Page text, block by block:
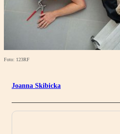
Foto: 123RF
Joanna Skibicka